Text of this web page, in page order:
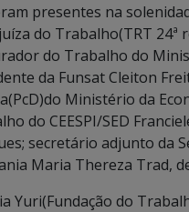
presentes na
do Trabalho(TRT
do Trabalho do
da Funsat Cleiton
Ministério da
do CEESPI/SED
secretário adjunto da
Maria Thereza Trad,
Yuri(Fundação do